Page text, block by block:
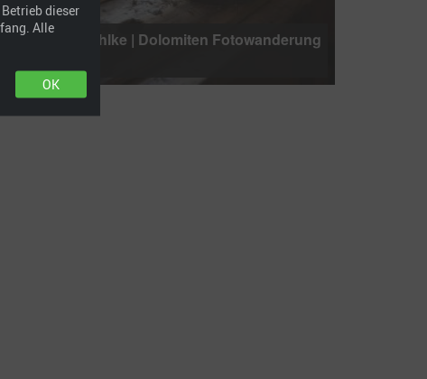
© Klaus Zühlke | Dolomiten Fotowanderung
dieser
Alle
OK